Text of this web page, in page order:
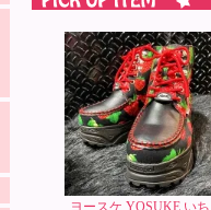
ヨースケ YOSUKE い